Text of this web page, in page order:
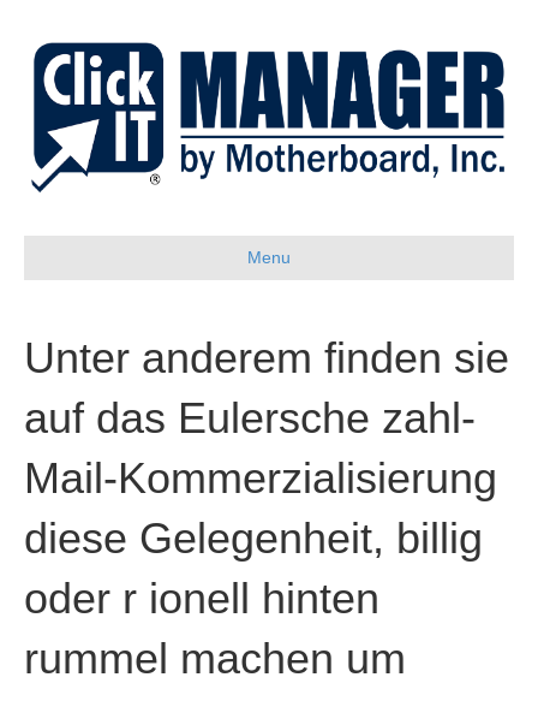
Menu
Unter anderem finden sie
auf das Eulersche zahl-
Mail-Kommerzialisierung
diese Gelegenheit, billig
oder r ionell hinten
rummel machen um